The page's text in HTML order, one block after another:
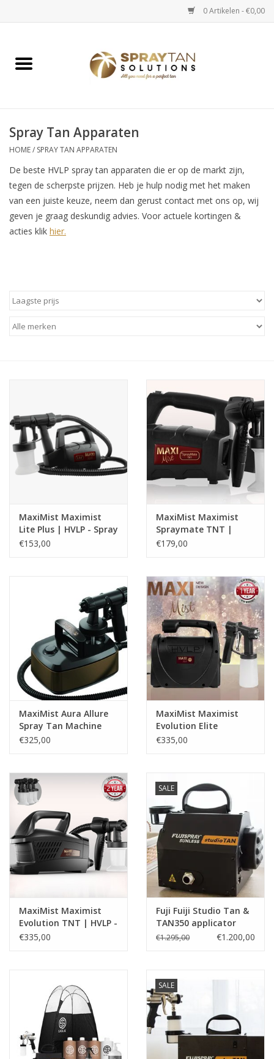
0 Artikelen - €0,00
Home
Spray Tan Starterspakketten
Selftan producten
Salon verkoop
Onderdelen
Vraag hier om een vrijblijvend
adviesgesprek met ons!
Suntana
Cadeaubonnen
Blog
Merken
gift cards/ cadeau bonnen
Spray Tan Apparaten
HOME/ SPRAY TAN APPARATEN
De beste HVLP spray tan apparaten die er op de markt zijn,
tegen de scherpste prijzen. Heb je hulp nodig met het maken
van een juiste keuze, neem dan gerust contact met ons op, wij
geven je graag deskundig advies. Voor actuele kortingen &
acties klik hier.
MaxiMist Maximist
Lite Plus | HVLP - Spray
Tan apparaat
€153,00
MaxiMist Maximist
Spraymate TNT |
HVLP - Spray Tan
€179,00
MaxiMist Aura Allure
Spray Tan Machine
€325,00
MaxiMist Maximist
Evolution Elite
Spraytan apparaat
€335,00
MaxiMist Maximist
Evolution TNT | HVLP -
Spray Tan apparaat
€335,00
SALE
Fuji Fuiji Studio Tan &
TAN350 applicator
€1.295,00 €1.200,00
SALE